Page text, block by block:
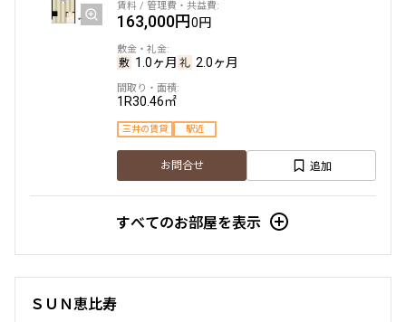
163,000円0円
1.0ヶ月 2.0ヶ月
1R30.46㎡
三井の賃貸 駅近
お問合せ 追加
すべてのお部屋を表示
ＳＵＮ恵比寿